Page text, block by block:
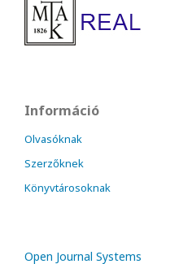
Információ
Olvasóknak
Szerzőknek
Könyvtárosoknak
Open Journal Systems